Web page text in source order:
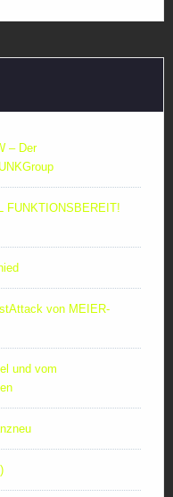
– Der
FUNKTIONSBEREIT!
von MEIER-
und vom